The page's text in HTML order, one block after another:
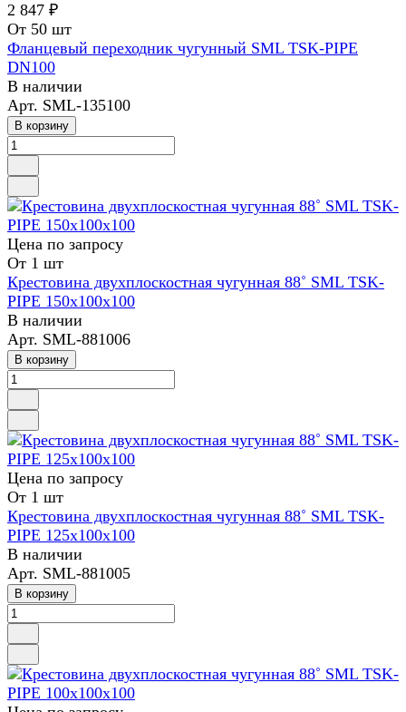
2 847 ₽
От 50 шт
Фланцевый переходник чугунный SML TSK-PIPE
DN100
В наличии
Арт. SML-135100
В корзину
Цена по запросу
От 1 шт
Крестовина двухплоскостная чугунная 88˚ SML TSK-
PIPE 150х100х100
В наличии
Арт. SML-881006
В корзину
Цена по запросу
От 1 шт
Крестовина двухплоскостная чугунная 88˚ SML TSK-
PIPE 125х100х100
В наличии
Арт. SML-881005
В корзину